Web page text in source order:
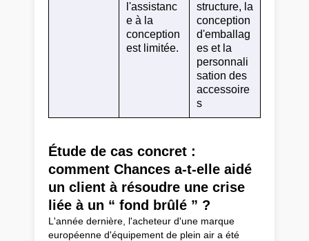
l'assistanc
e à la
conception
est limitée.
structure, la
conception
d'emballag
es et la
personnali
sation des
accessoire
s
Étude de cas concret :
comment Chances a-t-elle aidé
un client à résoudre une crise
liée à un “ fond brûlé ” ?
L'année dernière, l'acheteur d'une marque
européenne d'équipement de plein air a été